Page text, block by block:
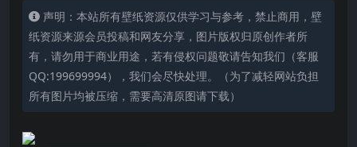
声明：本站所有壁纸资源仅供学习与参考，禁止商用，壁
纸资源来源会员投稿和网友分享，图片版权归原创作者所
有，请勿用于商业用途，若有侵权问题敬请告知我们（客服
QQ:199699994），我们会尽快处理。（为了减轻网站负担
所有图片均被压缩，需要高清原图请下载）